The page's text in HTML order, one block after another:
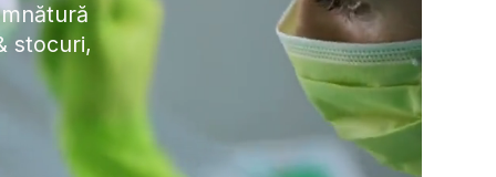
stocuri,